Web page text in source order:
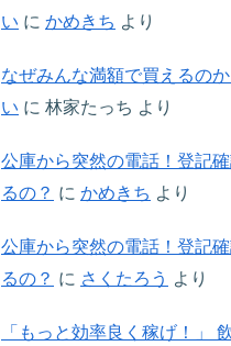
い に かめきち より
なぜみんな満額で買えるの
い に 林家たっち より
公庫から突然の電話！登記
るの？ に かめきち より
公庫から突然の電話！登記
るの？ に さくたろう より
「もっと効率良く稼げ！」